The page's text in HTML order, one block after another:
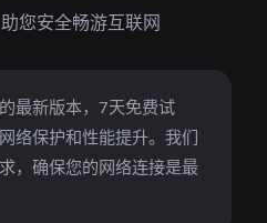
您安全畅游互联网
最新版本，7天免费试
络保护和性能提升。我们
，确保您的网络连接是最